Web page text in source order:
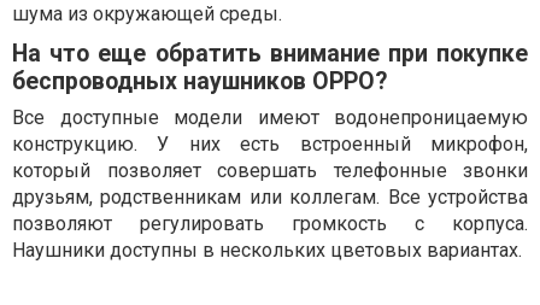
шума из окружающей среды.
На что еще обратить внимание при покупке
беспроводных наушников OPPO?
Все доступные модели имеют водонепроницаемую
конструкцию. У них есть встроенный микрофон,
который позволяет совершать телефонные звонки
друзьям, родственникам или коллегам. Все устройства
позволяют регулировать громкость с корпуса.
Наушники доступны в нескольких цветовых вариантах.